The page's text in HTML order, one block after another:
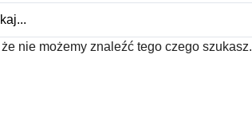
nie możemy znaleźć tego czego szukasz.